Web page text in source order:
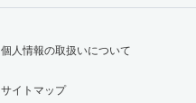
個人情報の取扱いについて
サイトマップ